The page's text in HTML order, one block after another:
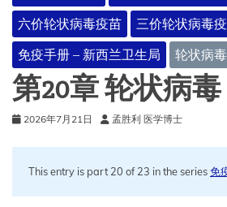
六价轮状病毒疫苗
三价轮状病毒
免疫手册 – 新西兰卫生局
轮状病毒
第20章 轮状病毒
2026年7月21日 孟胜利 医学博士
This entry is part 20 of 23 in the series免